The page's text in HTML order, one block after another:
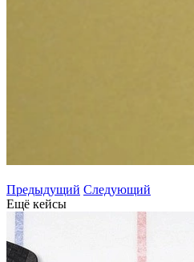
Предыдущий Следующий
Ещё кейсы